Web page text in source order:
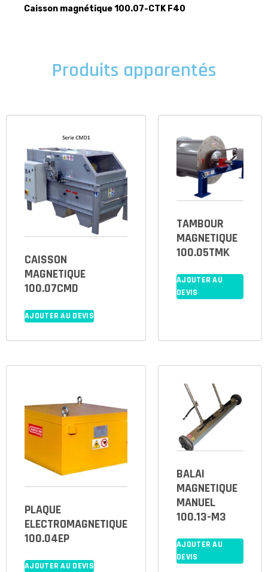
Caisson magnétique 100.07-CTK F40
Produits apparentés
CAISSON
MAGNETIQUE
100.07CMD
AJOUTER AU DEVIS
TAMBOUR
MAGNETIQUE
100.05TMK
AJOUTER AU
DEVIS
PLAQUE
ELECTROMAGNETIQUE
100.04EP
AJOUTER AU DEVIS
BALAI
MAGNETIQUE
MANUEL
100.13-M3
AJOUTER AU
DEVIS